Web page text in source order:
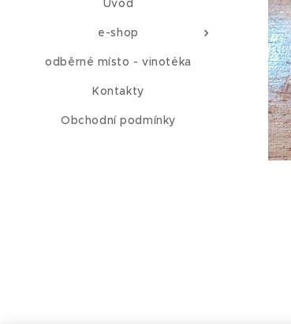
Úvod
e-shop
odběrné místo - vinotéka
Kontakty
Obchodní podmínky